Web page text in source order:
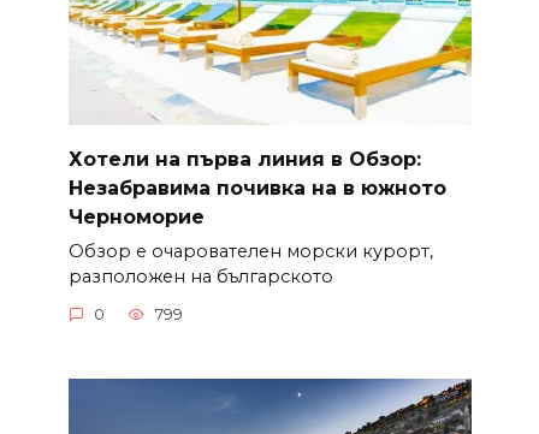
Хотели на първа линия в Обзор:
Незабравима почивка на в южното
Черноморие
Обзор е очарователен морски курорт,
разположен на българското
0 799